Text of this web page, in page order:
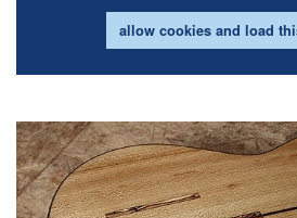
allow cookies and load